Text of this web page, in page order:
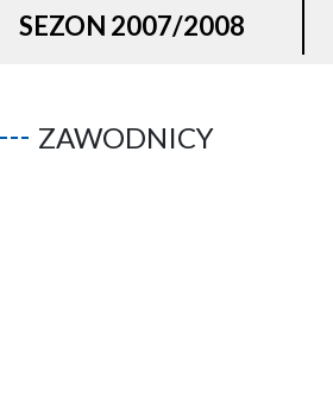
SEZON 2007/2008
ZAWODNICY